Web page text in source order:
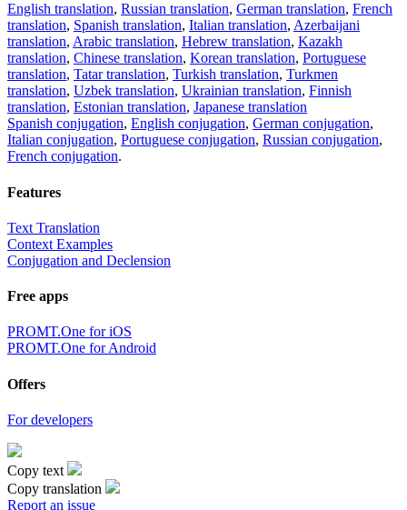
English translation, Russian translation, German translation, French
translation, Spanish translation, Italian translation, Azerbaijani
translation, Arabic translation, Hebrew translation, Kazakh
translation, Chinese translation, Korean translation, Portuguese
translation, Tatar translation, Turkish translation, Turkmen
translation, Uzbek translation, Ukrainian translation, Finnish
translation, Estonian translation, Japanese translation
Spanish conjugation, English conjugation, German conjugation,
Italian conjugation, Portuguese conjugation, Russian conjugation,
French conjugation.
Features
Text Translation
Context Examples
Conjugation and Declension
Free apps
PROMT.One for iOS
PROMT.One for Android
Offers
For developers
Copy text
Copy translation
Report an issue